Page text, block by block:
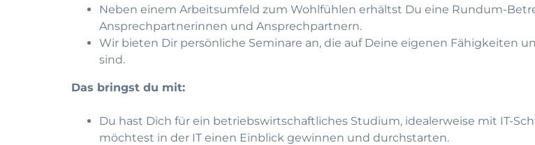
Neben einem Arbeitsumfeld zum Wohlfühlen erhältst Du eine Rundum-
Ansprechpartnerinnen und Ansprechpartnern.
Wir bieten Dir persönliche Seminare an, die auf Deine eigenen Fähigkeiten
sind.
Das bringst du mit:
Du hast Dich für ein betriebswirtschaftliches Studium, idealerweise mit IT-
möchtest in der IT einen Einblick gewinnen und durchstarten.